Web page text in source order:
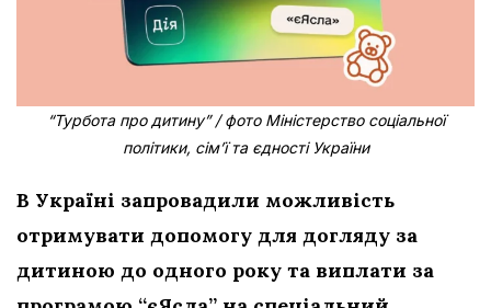
“Турбота про дитину” / фото Міністерство соціальної
політики, сім’ї та єдності України
В Україні запровадили можливість
отримувати допомогу для догляду за
дитиною до одного року та виплати за